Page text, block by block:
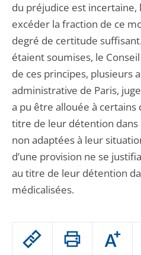
Passer
ou
du préjudice est incertaine,
excéder la fraction de ce
degré de certitude
étaient soumises, le
de ces principes, plusieurs
administrative de Paris,
a pu être allouée à certains
titre de leur détention dans
non adaptées à leur
d’une provision ne se
au titre de leur détention
médicalisées.